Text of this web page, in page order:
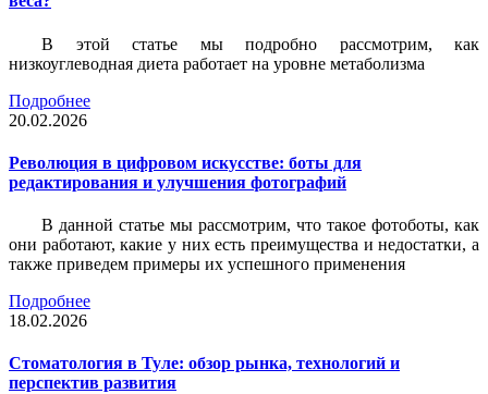
В этой статье мы подробно рассмотрим, как
низкоуглеводная диета работает на уровне метаболизма
Подробнее
20.02.2026
Революция в цифровом искусстве: боты для
редактирования и улучшения фотографий
В данной статье мы рассмотрим, что такое фотоботы, как
они работают, какие у них есть преимущества и недостатки, а
также приведем примеры их успешного применения
Подробнее
18.02.2026
Стоматология в Туле: обзор рынка, технологий и
перспектив развития